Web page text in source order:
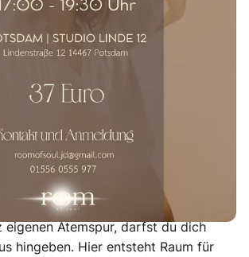
12, 14467 Potsdam, Germany
Atem das Einzige, was wir
sanft von dir abgleiten und tauche ein
hinein in die tiefe Verbundenheit
Atmung, getragen von Musik
eigenen Atemspur, darfst du dich
hingeben. Hier entsteht Raum für